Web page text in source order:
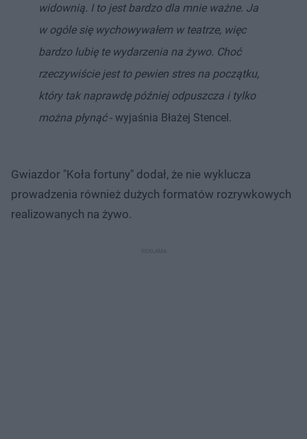
widownią. I to jest bardzo dla mnie ważne. Ja
w ogóle się wychowywałem w teatrze, więc
bardzo lubię te wydarzenia na żywo. Choć
rzeczywiście jest to pewien stres na początku,
który tak naprawdę później odpuszcza i tylko
można płynąć- wyjaśnia Błażej Stencel.
Gwiazdor "Koła fortuny" dodał, że nie wyklucza
prowadzenia również dużych formatów rozrywkowych
realizowanych na żywo.